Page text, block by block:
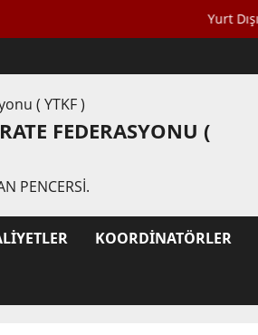
Yurt Dışı
FEDERASYONU (
PENCERSI.
KOORDINATÖRLER